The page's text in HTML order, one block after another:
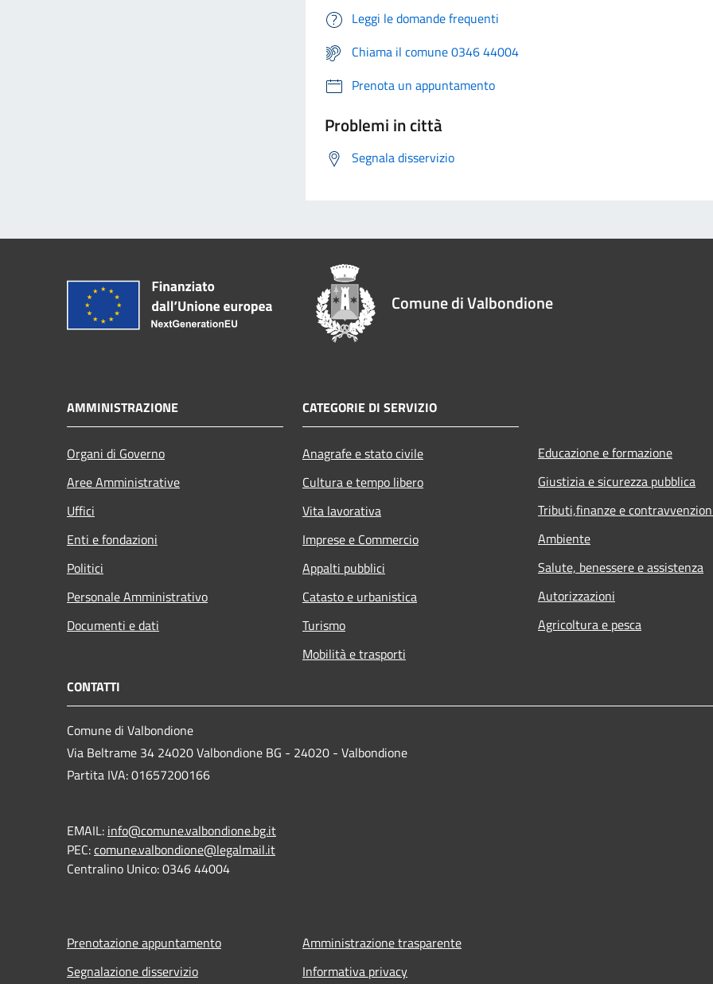
Leggi le domande frequenti
Chiama il comune 0346 44004
Prenota un appuntamento
Problemi in città
Segnala disservizio
Comune di Valbondione
AMMINISTRAZIONE
Organi di Governo
Aree Amministrative
Uffici
Enti e fondazioni
Politici
Personale Amministrativo
Documenti e dati
CATEGORIE DI SERVIZIO
Anagrafe e stato civile
Cultura e tempo libero
Vita lavorativa
Imprese e Commercio
Appalti pubblici
Catasto e urbanistica
Turismo
Mobilità e trasporti
Educazione e formazione
Giustizia e sicurezza pubblica
Tributi,finanze e
Ambiente
Salute, benessere e assistenza
Autorizzazioni
Agricoltura e pesca
CONTATTI
Comune di Valbondione
Via Beltrame 34 24020 Valbondione BG - 24020 - Valbondione
Partita IVA: 01657200166
EMAIL: info@comune.valbondione.bg.it
PEC:comune.valbondione@legalmail.it
Centralino Unico: 0346 44004
Prenotazione appuntamento
Segnalazione disservizio
Amministrazione trasparente
Informativa privacy